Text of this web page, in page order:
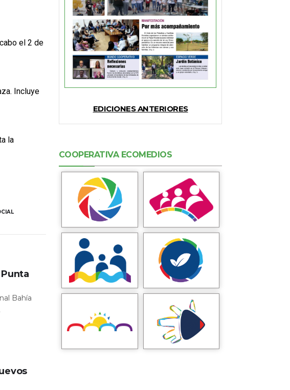
el 2 de
Incluye
la
Bahía
EDICIONES ANTERIORES
COOPERATIVA ECOMEDIOS